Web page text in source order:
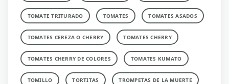
TOMATE TRITURADO TOMATES TOMATES ASADOS
TOMATES CEREZA O CHERRY TOMATES CHERRY
TOMATES CHERRY DE COLORES TOMATES KUMATO
TOMILLO TORTITAS TROMPETAS DE LA MUERTE